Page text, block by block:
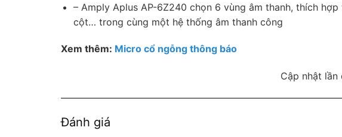
– Amply Aplus AP-6Z240 chọn 6 vùng âm thanh, thích hợp
cột… trong cùng một hệ thống âm thanh công
Xem thêm: Micro cổ ngỗng thông báo
Cập nhật
Đánh giá